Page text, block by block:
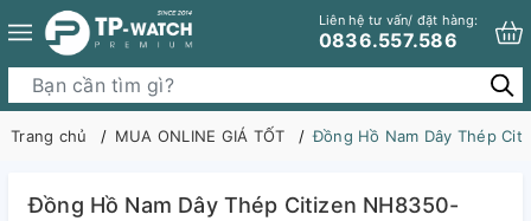
Liên hệ tư vấn/ đặt hàng:
0836.557.586
Trang chủ MUA ONLINE GIÁ TỐT Đồng Hồ Nam Dây Thép
Đồng Hồ Nam Dây Thép Citizen NH8350-